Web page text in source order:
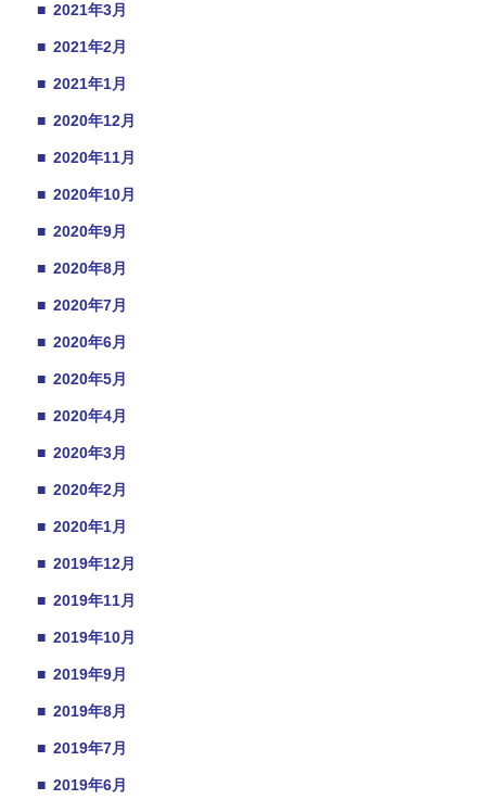
■ 2021年3月
■ 2021年2月
■ 2021年1月
■ 2020年12月
■ 2020年11月
■ 2020年10月
■ 2020年9月
■ 2020年8月
■ 2020年7月
■ 2020年6月
■ 2020年5月
■ 2020年4月
■ 2020年3月
■ 2020年2月
■ 2020年1月
■ 2019年12月
■ 2019年11月
■ 2019年10月
■ 2019年9月
■ 2019年8月
■ 2019年7月
■ 2019年6月